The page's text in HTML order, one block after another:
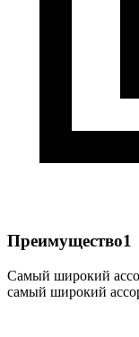
Преимущество1
Самый широкий
самый широкий